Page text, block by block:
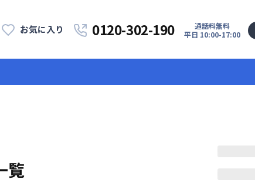
お気に入り 0120-302-190
通話料無料
平日 10:00-17:00
覧